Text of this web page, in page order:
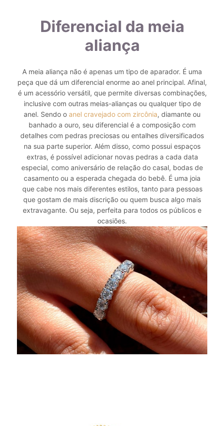
Diferencial da meia
aliança
A meia aliança não é apenas um tipo de aparador. É uma
peça que dá um diferencial enorme ao anel principal. Afinal,
é um acessório versátil, que permite diversas combinações,
inclusive com outras meias-alianças ou qualquer tipo de
anel. Sendo o anel cravejado com zircônia, diamante ou
banhado a ouro, seu diferencial é a composição com
detalhes com pedras preciosas ou entalhes diversificados
na sua parte superior. Além disso, como possui espaços
extras, é possível adicionar novas pedras a cada data
especial, como aniversário de relação do casal, bodas de
casamento ou a esperada chegada do bebê. É uma joia
que cabe nos mais diferentes estilos, tanto para pessoas
que gostam de mais discrição ou quem busca algo mais
extravagante. Ou seja, perfeita para todos os públicos e
ocasiões.